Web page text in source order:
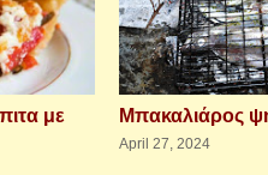
με
Μπακαλιάρος
April 27, 2024